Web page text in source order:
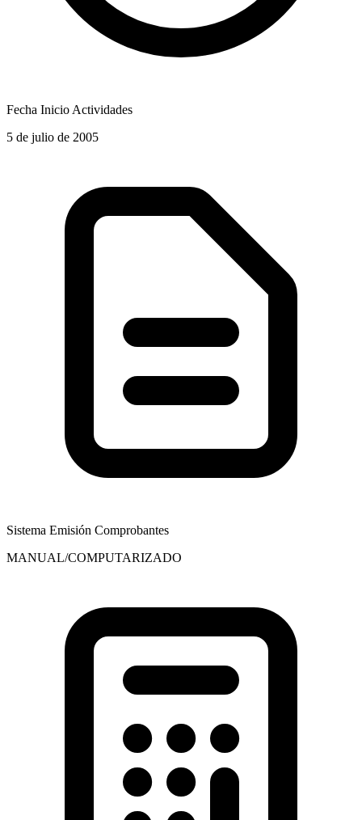
Fecha Inicio Actividades
5 de julio de 2005
Sistema Emisión Comprobantes
MANUAL/COMPUTARIZADO